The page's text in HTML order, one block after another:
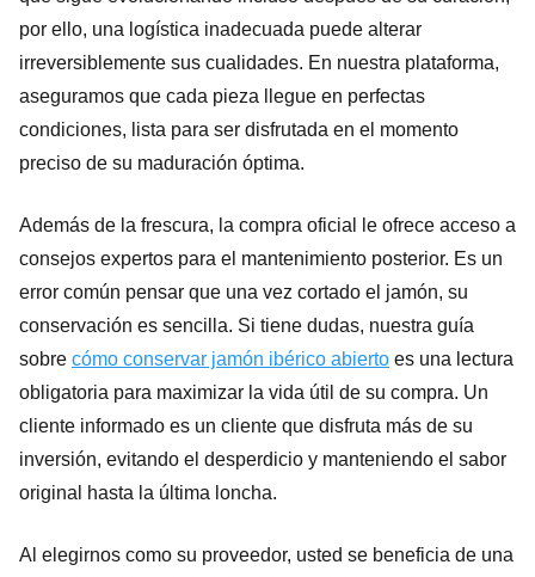
por ello, una logística inadecuada puede alterar
irreversiblemente sus cualidades. En nuestra plataforma,
aseguramos que cada pieza llegue en perfectas
condiciones, lista para ser disfrutada en el momento
preciso de su maduración óptima.
Además de la frescura, la compra oficial le ofrece acceso a
consejos expertos para el mantenimiento posterior. Es un
error común pensar que una vez cortado el jamón, su
conservación es sencilla. Si tiene dudas, nuestra guía
sobre cómo conservar jamón ibérico abierto es una lectura
obligatoria para maximizar la vida útil de su compra. Un
cliente informado es un cliente que disfruta más de su
inversión, evitando el desperdicio y manteniendo el sabor
original hasta la última loncha.
Al elegirnos como su proveedor, usted se beneficia de una